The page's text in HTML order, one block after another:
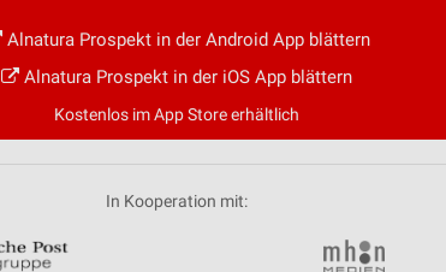
Alnatura Prospekt in der Android App blättern
Alnatura Prospekt in der iOS App blättern
Kostenlos im App Store erhältlich
In Kooperation mit: